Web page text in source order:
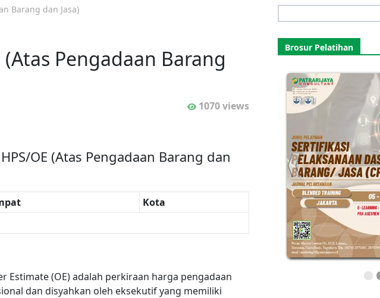
Barang dan Jasa)
Pengadaan Barang
1070 views
OE (Atas Pengadaan Barang dan
Kota
Estimate (OE) adalah perkiraan harga pengadaan
dan disyahkan oleh eksekutif yang memiliki
for:
Brosur Pelatihan